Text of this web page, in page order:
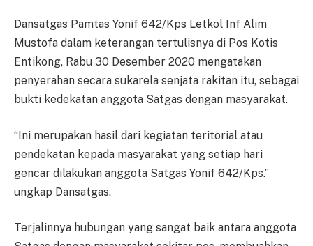
Dansatgas Pamtas Yonif 642/Kps Letkol Inf Alim
Mustofa dalam keterangan tertulisnya di Pos Kotis
Entikong, Rabu 30 Desember 2020 mengatakan
penyerahan secara sukarela senjata rakitan itu, sebagai
bukti kedekatan anggota Satgas dengan masyarakat.
“Ini merupakan hasil dari kegiatan teritorial atau
pendekatan kepada masyarakat yang setiap hari
gencar dilakukan anggota Satgas Yonif 642/Kps.”
ungkap Dansatgas.
Terjalinnya hubungan yang sangat baik antara anggota